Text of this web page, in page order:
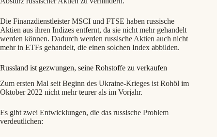
Die Finanzdienstleister MSCI und FTSE haben russische
Aktien aus ihren Indizes entfernt, da sie nicht mehr gehandelt
werden können. Dadurch werden russische Aktien auch nicht
mehr in ETFs gehandelt, die einen solchen Index abbilden.
Russland ist gezwungen, seine Rohstoffe zu verkaufen
Zum ersten Mal seit Beginn des Ukraine-Krieges ist Rohöl im
Oktober 2022 nicht mehr teurer als im Vorjahr.
Es gibt zwei Entwicklungen, die das russische Problem
verdeutlichen: